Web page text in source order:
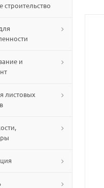
строительство
и
листовых